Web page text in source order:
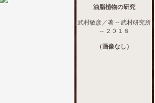
油脂植物の研究
武村敏彦／著 -- 武村研究所
-- ２０１８
（画像なし）